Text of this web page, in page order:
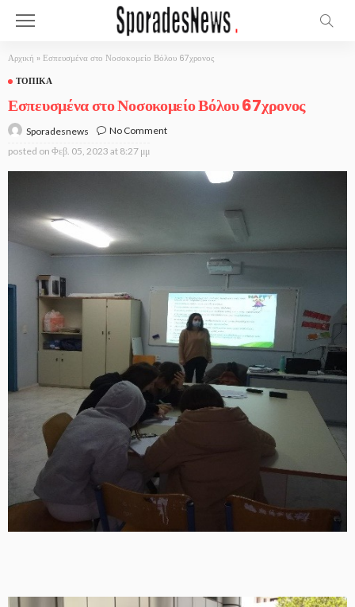
Αρχική » Εσπευσμένα στο Νοσοκομείο Βόλου 67χρονος
ΤΟΠΙΚΆ
Εσπευσμένα στο Νοσοκομείο Βόλου 67χρονος
Sporadesnews
No Comment
posted on Φεβ. 05, 2023 at 8:27 μμ